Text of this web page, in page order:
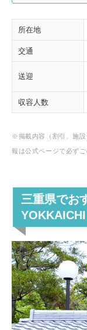
所在地
交通
送迎
収容人数
※掲載内容（割引、施設
報は公式ページで必ずご
三重県でお